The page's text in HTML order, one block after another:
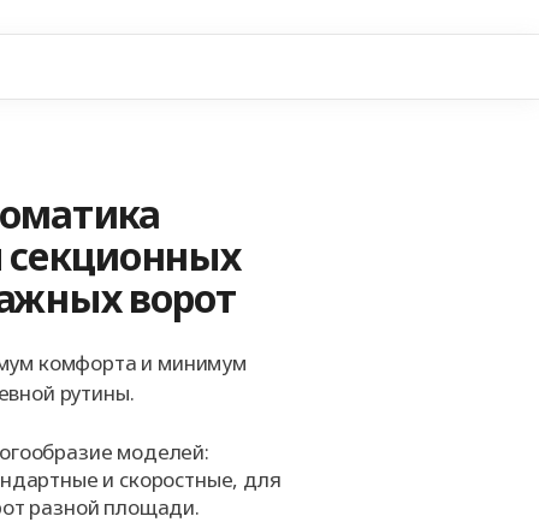
секционных
ворот
комфорта и минимум
рутины.
моделей:
и скоростные, для
разной площади.